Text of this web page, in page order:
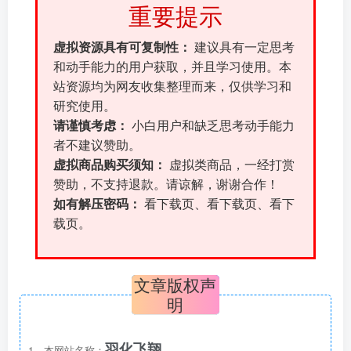
重要提示
虚拟资源具有可复制性： 建议具有一定思考
和动手能力的用户获取，并且学习使用。本
站资源均为网友收集整理而来，仅供学习和
研究使用。
请谨慎考虑： 小白用户和缺乏思考动手能力
者不建议赞助。
虚拟商品购买须知：
虚拟类商品，一经打赏
赞助，不支持退款。请谅解，谢谢合作！
如有解压密码： 看下载页、看下载页、看下
载页。
文章版权声
明